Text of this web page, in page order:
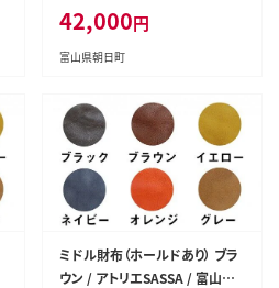
42,000円
富山県朝日町
ミドル財布（ホールドあり） ブラ
ウン / アトリエSASSA / 富山県